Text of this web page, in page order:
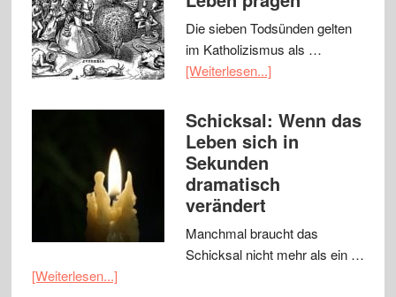
Die sieben Todsünden gelten
im Katholizismus als …
[Weiterlesen...]
Schicksal: Wenn das
Leben sich in
Sekunden
dramatisch
verändert
Manchmal braucht das
Schicksal nicht mehr als ein …
[Weiterlesen...]